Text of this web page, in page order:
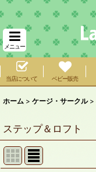
メニュー
当店について ベビー販売
ホーム > ケージ・サークル >
ステップ＆ロフト